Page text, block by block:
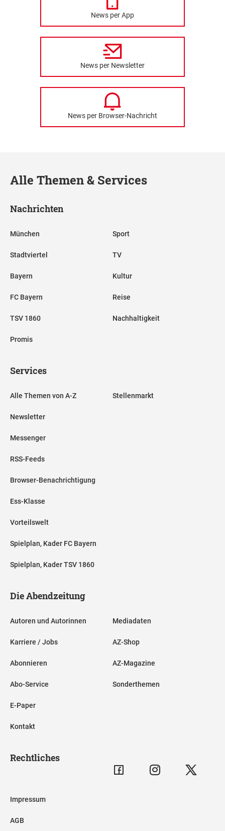
News per App
News per Newsletter
News per Browser-Nachricht
Alle Themen & Services
Nachrichten
München
Stadtviertel
Bayern
FC Bayern
TSV 1860
Promis
Sport
TV
Kultur
Reise
Nachhaltigkeit
Services
Alle Themen von A-Z
Newsletter
Messenger
RSS-Feeds
Browser-Benachrichtigung
Ess-Klasse
Vorteilswelt
Spielplan, Kader FC Bayern
Spielplan, Kader TSV 1860
Stellenmarkt
Die Abendzeitung
Autoren und Autorinnen
Karriere / Jobs
Abonnieren
Abo-Service
E-Paper
Kontakt
Mediadaten
AZ-Shop
AZ-Magazine
Sonderthemen
Rechtliches
Impressum
AGB